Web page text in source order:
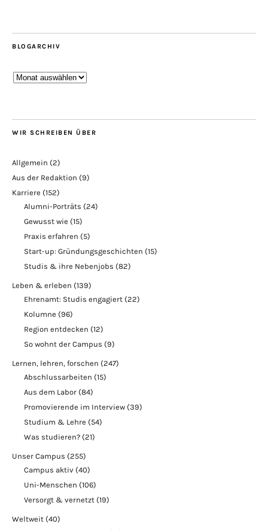
BLOGARCHIV
Blogarchiv
WIR SCHREIBEN ÜBER
Allgemein (2)
Aus der Redaktion (9)
Karriere (152)
Alumni-Porträts (24)
Gewusst wie (15)
Praxis erfahren (5)
Start-up: Gründungsgeschichten (15)
Studis & ihre Nebenjobs (82)
Leben & erleben (139)
Ehrenamt: Studis engagiert (22)
Kolumne (96)
Region entdecken (12)
So wohnt der Campus (9)
Lernen, lehren, forschen (247)
Abschlussarbeiten (15)
Aus dem Labor (84)
Promovierende im Interview (39)
Studium & Lehre (54)
Was studieren? (21)
Unser Campus (255)
Campus aktiv (40)
Uni-Menschen (106)
Versorgt & vernetzt (19)
Weltweit (40)